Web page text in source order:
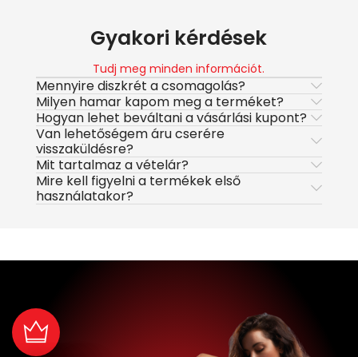
Gyakori kérdések
Tudj meg minden információt.
Mennyire diszkrét a csomagolás?
Milyen hamar kapom meg a terméket?
Hogyan lehet beváltani a vásárlási kupont?
Van lehetőségem áru cserére
visszaküldésre?
Mit tartalmaz a vételár?
Mire kell figyelni a termékek első
használatakor?